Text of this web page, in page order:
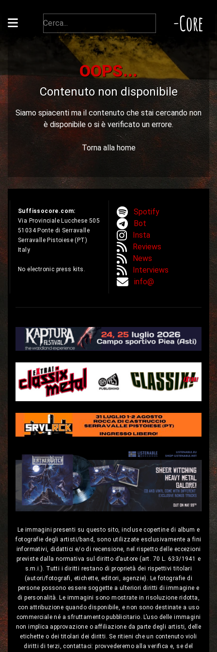
-Core
OOPS...
Contenuto non disponibile
Siamo spiacenti ma il contenuto che stai cercando non
è disponibile o si è verificato un errore.
Torna alla home
Suffissocore.com:
Via Provinciale Lucchese 505
51034 Ponte di Serravalle
Serravalle Pistoiese (PT)
Italy
No electronic press kits.
Spotify
Bot
Insta
Reviews
News
Interviews
info@
Le immagini presenti su questo sito, incluse copertine di album e
fotografie degli artisti/band, sono utilizzate esclusivamente a fini
informativi, didattici e/o di recensione, nel rispetto delle eccezioni
previste dalla normativa sul diritto d’autore (art. 70 L. 633/1941 e
s.m.i.). Tutti i diritti restano di proprietà dei rispettivi titolari
(autori/fotografi, etichette, editori, agenzie). Le fotografie di
persone possono essere soggette a ulteriori diritti di immagine e
di personalità. Le immagini sono mostrate in risoluzione ridotta,
con attribuzione quando disponibile, e non sono destinate a uso
commerciale né a sfruttamento pubblicitario. L’uso delle immagini
non implica approvazione o affiliazione da parte degli artisti, delle
etichette o dei titolari dei diritti. Se ritieni che un contenuto violi
diritti di terzi, contattaci: provvederemo alla verifica e, se del